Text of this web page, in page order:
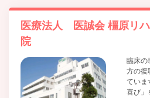
医療法人 医誠会 橿原リ
院
臨床の
方の復
ていま
喜び」